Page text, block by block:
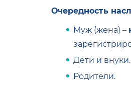
Очередность
Муж (жена) –
Дети и внуки.
Родители.